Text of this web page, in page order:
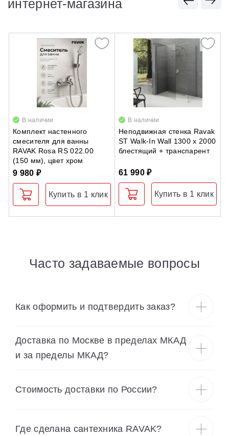
интернет-магазина
В наличии
Комплект настенного
смесителя для ванны
RAVAK Rosa RS 022.00
(150 мм), цвет хром
9 980 ₽
Купить в 1 клик
В наличии
Неподвижная стенка Ravak
ST Walk-In Wall 1300 x 2000
блестящий + транспарент
61 990 ₽
Купить в 1 клик
Часто задаваемые вопросы
Как оформить и подтвердить заказ?
Доставка по Москве в пределах МКАД
и за пределы МКАД?
Cтоимость доставки по России?
Где сделана сантехника RAVAK?